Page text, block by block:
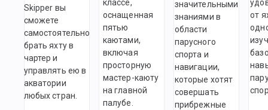
Skipper вы
сможете
самостоятельно
брать яхту в
чартер и
управлять ею в
акватории
любых стран.
классе,
оснащенная
пятью
каютами,
включая
просторную
мастер-каюту
на главной
палубе.
значительными
знаниями в
области
парусного
спорта и
навигации,
которые хотят
совершать
прибрежные
от